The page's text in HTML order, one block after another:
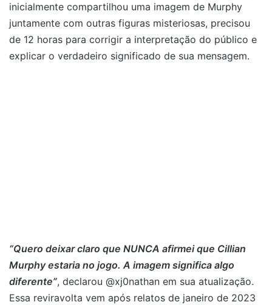
inicialmente compartilhou uma imagem de Murphy
juntamente com outras figuras misteriosas, precisou
de 12 horas para corrigir a interpretação do público e
explicar o verdadeiro significado de sua mensagem.
“Quero deixar claro que NUNCA afirmei que Cillian
Murphy estaria no jogo. A imagem significa algo
diferente”, declarou @xj0nathan em sua atualização.
Essa reviravolta vem após relatos de janeiro de 2023